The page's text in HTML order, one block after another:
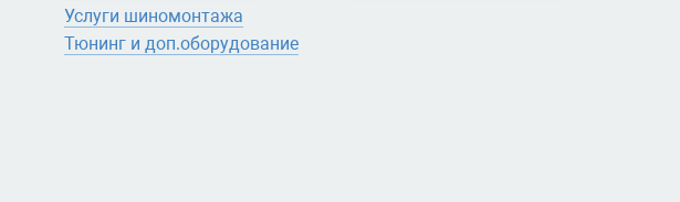
Услуги шиномонтажа
Тюнинг и доп.оборудование